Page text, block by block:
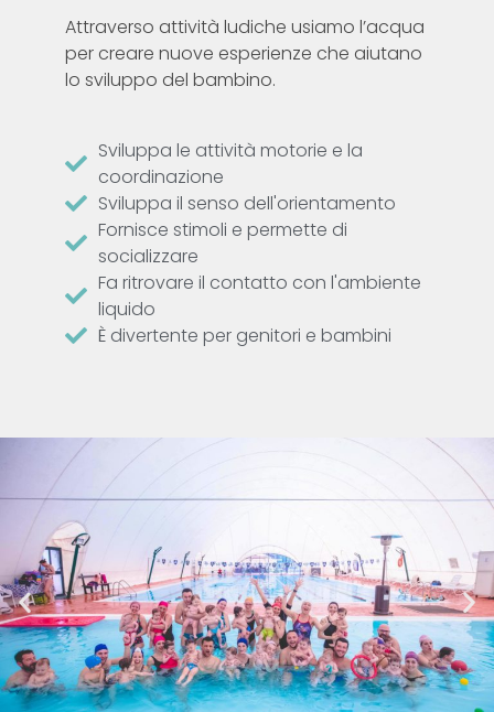
Attraverso attività ludiche usiamo l’acqua
per creare nuove esperienze che aiutano
lo sviluppo del bambino.
Sviluppa le attività motorie e la
coordinazione
Sviluppa il senso dell'orientamento
Fornisce stimoli e permette di
socializzare
Fa ritrovare il contatto con l'ambiente
liquido
È divertente per genitori e bambini